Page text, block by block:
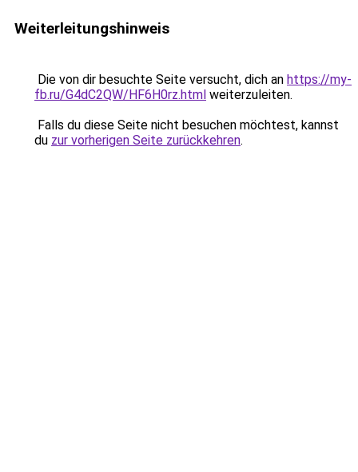
Weiterleitungshinweis
Die von dir besuchte Seite versucht, dich an https://my-
fb.ru/G4dC2QW/HF6H0rz.html weiterzuleiten.
Falls du diese Seite nicht besuchen möchtest, kannst
du zur vorherigen Seite zurückkehren.